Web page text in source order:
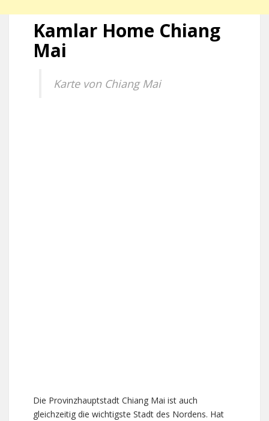
Kamlar Home Chiang
Mai
Karte von Chiang Mai
Die Provinzhauptstadt Chiang Mai ist auch
gleichzeitig die wichtigste Stadt des Nordens. Hat